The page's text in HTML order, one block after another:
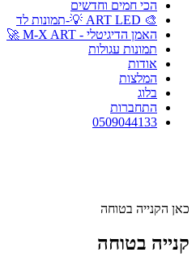
הכי חמים וחדשים
🎨 ART LED 💡-תמונות לד
האמן הדיגיטלי - M-X ART 🚀
תמונות עגולות
אודות
המלצות
בלוג
התחברות
0509044133
כאן הקנייה בטוחה
קנייה בטוחה